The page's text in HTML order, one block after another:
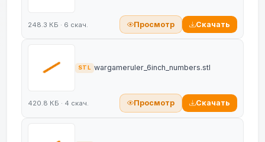
248.3 КБ · 6 скач. Просмотр Скачать
STL wargameruler_6inch_numbers.stl
420.8 КБ · 4 скач. Просмотр Скачать